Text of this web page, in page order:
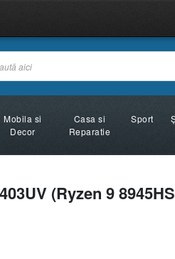
Mobila si
Decor
Casa si
Reparatie
Sport
(Ryzen 9